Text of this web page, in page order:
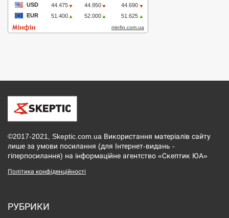
©2017-2021, Skeptic.com.ua Використання матеріалів сайту
лише за умови посилання (для Інтернет-видань -
гіперпосилання) на інформаційне агентство «Скептик ЮА»
Політика конфіденційності
РУБРИКИ